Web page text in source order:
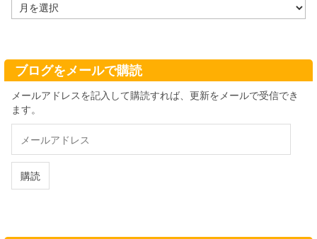
ー
ブ
ブログをメールで購読
メールアドレスを記入して購読すれば、更新をメールで受信でき
ます。
ル
ド
購読